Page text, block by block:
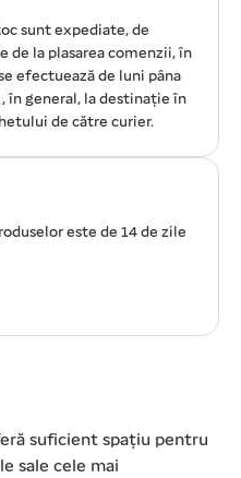
sunt expediate, de
de la plasarea comenzii, în
efectuează de luni pâna
în general, la destinație în
de către curier.
este de 14 de zile
suficient spațiu pentru
sale cele mai